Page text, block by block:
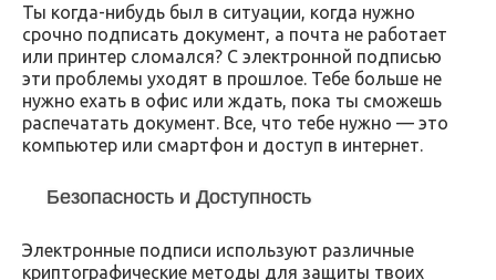
Ты когда-нибудь был в ситуации, когда нужно
срочно подписать документ, а почта не работает
или принтер сломался? С электронной подписью
эти проблемы уходят в прошлое. Тебе больше не
нужно ехать в офис или ждать, пока ты сможешь
распечатать документ. Все, что тебе нужно — это
компьютер или смартфон и доступ в интернет.
Безопасность и Доступность
Электронные подписи используют различные
криптографические методы для защиты твоих